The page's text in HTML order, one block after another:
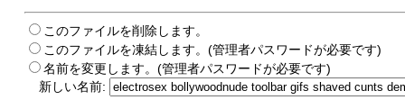
このファイルを削除します。
このファイルを凍結します。(管理者パスワードが必要です)
名前を変更します。(管理者パスワードが必要です)
新しい名前: